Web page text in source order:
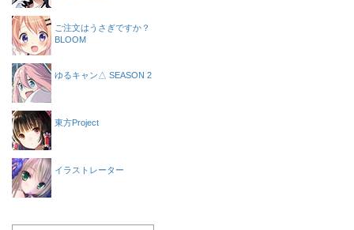
ご注文はうさぎですか？
BLOOM
ゆるキャン△ SEASON 2
東方Project
イラストレーター